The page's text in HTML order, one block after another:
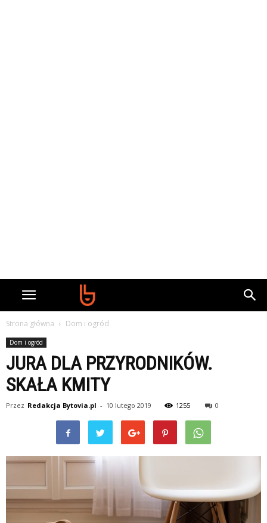
Strona główna Dom i ogród
Dom i ogród
JURA DLA PRZYRODNIKÓW.
SKAŁA KMITY
Przez Redakcja Bytovia.pl - 10 lutego 2019 1255 0